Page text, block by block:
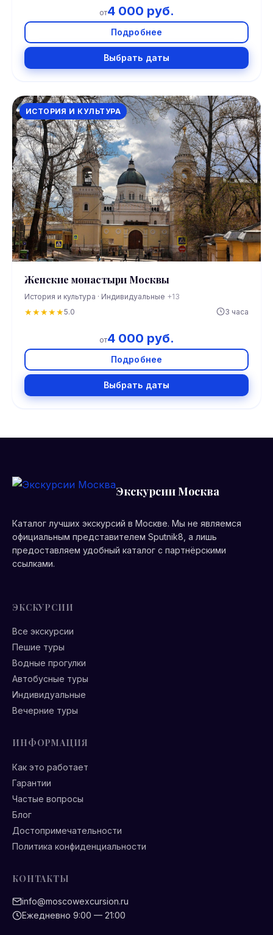
от4 000 руб.
Подробнее
Выбрать даты
ИСТОРИЯ И КУЛЬТУРА
Женские монастыри Москвы
История и культура · Индивидуальные +13
★★★★★5.0 3 часа
от4 000 руб.
Подробнее
Выбрать даты
Экскурсии Москва
Каталог лучших экскурсий в Москве. Мы не являемся
официальным представителем Sputnik8, а лишь
предоставляем удобный каталог с партнёрскими
ссылками.
ЭКСКУРСИИ
Все экскурсии
Пешие туры
Водные прогулки
Автобусные туры
Индивидуальные
Вечерние туры
ИНФОРМАЦИЯ
Как это работает
Гарантии
Частые вопросы
Блог
Достопримечательности
Политика конфиденциальности
КОНТАКТЫ
info@moscowexcursion.ru
Ежедневно 9:00 — 21:00